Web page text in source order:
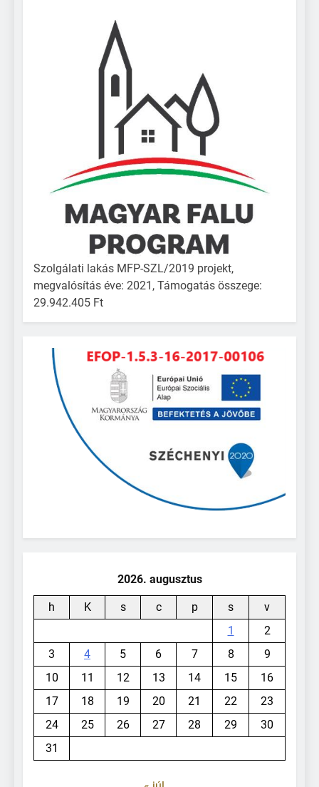
Szolgálati lakás MFP-SZL/2019 projekt,
megvalósítás éve: 2021, Támogatás összege:
29.942.405 Ft
2026. augusztus
h K s c p s
v
1
2
3
4 5 6 7 8
9
10
11 12 13 14 15
16
17
18 19 20 21 22
23
24
25 26 27 28 29
30
31